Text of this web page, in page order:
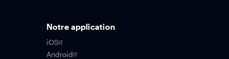
Notre application
iOS
Android